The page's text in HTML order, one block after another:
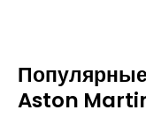
Aston